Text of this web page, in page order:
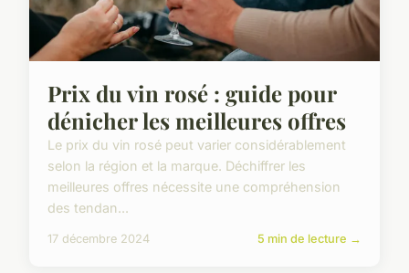
Prix du vin rosé : guide pour
dénicher les meilleures offres
Le prix du vin rosé peut varier considérablement
selon la région et la marque. Déchiffrer les
meilleures offres nécessite une compréhension
des tendan...
17 décembre 2024 5 min de lecture →